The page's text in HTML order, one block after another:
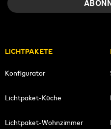
LICHTPAKETE
Konfigurator
Lichtpaket-Küche
Lichtpaket-Wohnzimmer